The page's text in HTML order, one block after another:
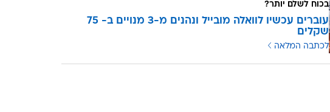
בכוח לשלם יותר?
עוברים עכשיו לוואלה מובייל ונהנים מ-3 מנויים ב- 75
שקלים
לכתבה המלאה